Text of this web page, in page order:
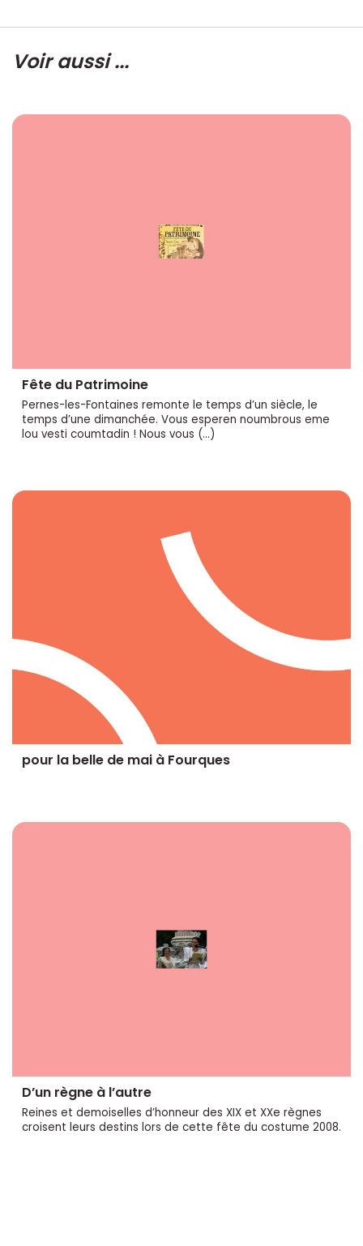
Voir aussi ...
Fête du Patrimoine
Pernes-les-Fontaines remonte le temps d’un siècle, le
temps d’une dimanchée. Vous esperen noumbrous eme
lou vesti coumtadin ! Nous vous (…)
pour la belle de mai à Fourques
D’un règne à l’autre
Reines et demoiselles d’honneur des XIX et XXe règnes
croisent leurs destins lors de cette fête du costume 2008.